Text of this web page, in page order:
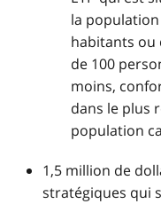
la
habitants ou
de 100
moins,
dans le plus
population
1,5 million de
stratégiques qui